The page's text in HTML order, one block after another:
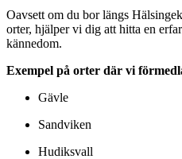
Oavsett om du bor längs
orter, hjälper vi dig att hitta en
kännedom.
Exempel på orter där vi
Gävle
Sandviken
Hudiksvall